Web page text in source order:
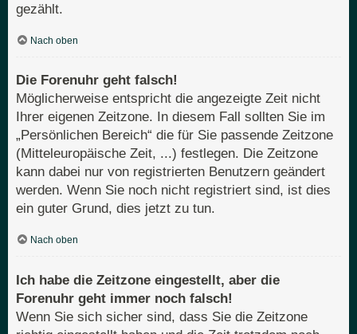
gezählt.
Nach oben
Die Forenuhr geht falsch!
Möglicherweise entspricht die angezeigte Zeit nicht
Ihrer eigenen Zeitzone. In diesem Fall sollten Sie im
„Persönlichen Bereich“ die für Sie passende Zeitzone
(Mitteleuropäische Zeit, ...) festlegen. Die Zeitzone
kann dabei nur von registrierten Benutzern geändert
werden. Wenn Sie noch nicht registriert sind, ist dies
ein guter Grund, dies jetzt zu tun.
Nach oben
Ich habe die Zeitzone eingestellt, aber die
Forenuhr geht immer noch falsch!
Wenn Sie sich sicher sind, dass Sie die Zeitzone